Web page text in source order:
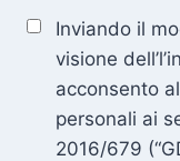
Inviando il
visione
acconsento
personali ai
2016/679